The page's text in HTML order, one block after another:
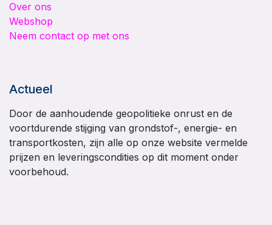
Over ons
Webshop
Neem contact op met ons
Actueel
Door de aanhoudende geopolitieke onrust en de
voortdurende stijging van grondstof-, energie- en
transportkosten, zijn alle op onze website vermelde
prijzen en leveringscondities op dit moment onder
voorbehoud.